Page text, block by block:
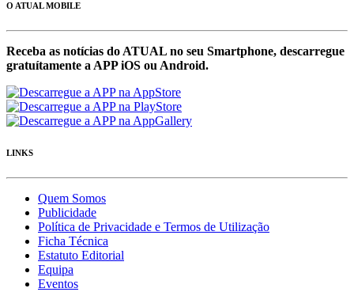
O ATUAL MOBILE
Receba as notícias do ATUAL no seu Smartphone, descarregue
gratuítamente a APP iOS ou Android.
LINKS
Quem Somos
Publicidade
Política de Privacidade e Termos de Utilização
Ficha Técnica
Estatuto Editorial
Equipa
Eventos